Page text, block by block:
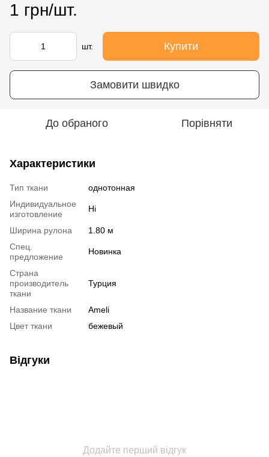
1 грн/шт.
шт. Купити
Замовити швидко
До обраного Порівняти
Характеристики
Тип ткани
однотонная
Индивидуальное
изготовление
Ні
Ширина рулона
1.80 м
Спец.
предложение
Новинка
Страна
производитель
ткани
Турция
Название ткани
Ameli
Цвет ткани
бежевый
Відгуки
Додайте перший відгук